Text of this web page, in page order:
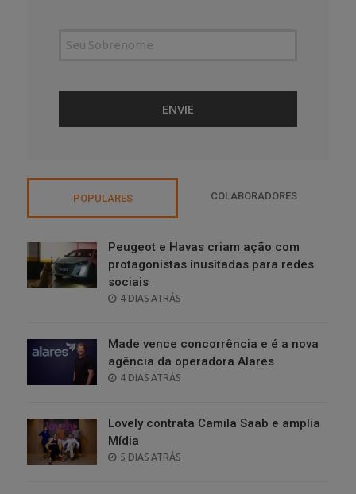
POPULARES COLABORADORES
Peugeot e Havas criam ação com
protagonistas inusitadas para redes
sociais
POSTED
4 DIAS ATRÁS
Made vence concorrência e é a nova
agência da operadora Alares
POSTED
4 DIAS ATRÁS
Lovely contrata Camila Saab e amplia
Mídia
POSTED
5 DIAS ATRÁS